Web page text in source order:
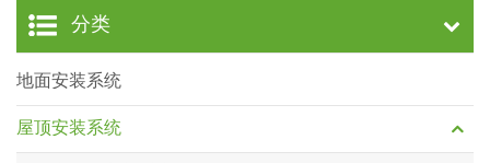
分类
地面安装系统
屋顶安装系统